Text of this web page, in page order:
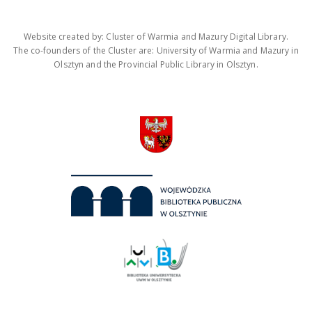
Website created by: Cluster of Warmia and Mazury Digital Library.
The co-founders of the Cluster are: University of Warmia and Mazury in
Olsztyn and the Provincial Public Library in Olsztyn.